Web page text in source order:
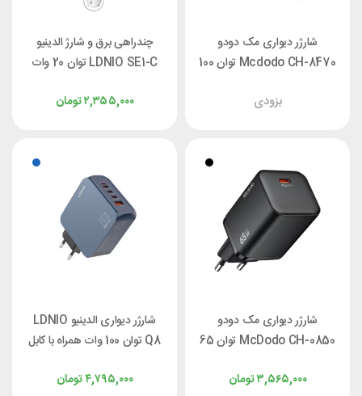
شارژر دیواری مک دودو
Mcdodo CH-8470 توان 100
بزودی
چندراهی برق و شارژ الدینیو
LDNIO SE1-C توان 20 وات
تومان۲,۳۵۵,۰۰۰
شارژر دیواری مک دودو
McDodo CH-0850 توان 65
تومان۳,۵۶۵,۰۰۰
شارژر دیواری الدینیو LDNIO
Q8 توان 100 وات همراه با کابل
تومان۴,۷۹۵,۰۰۰